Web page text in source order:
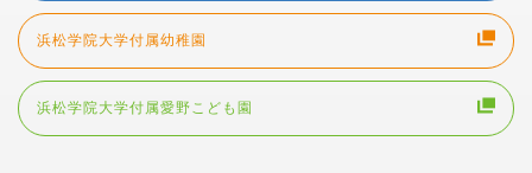
浜松学院大学付属幼稚園
浜松学院大学付属愛野こども園